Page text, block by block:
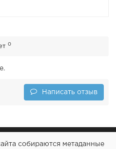
0
Написать отзыв
собираются метаданные